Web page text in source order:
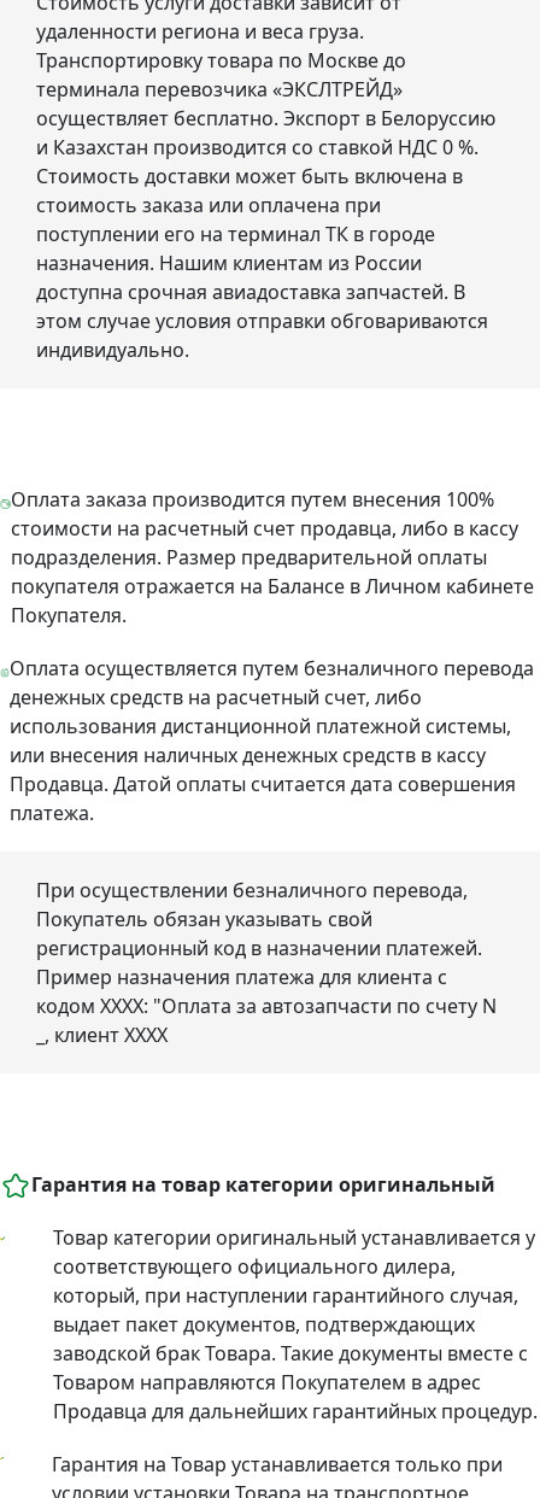
удаленности региона и веса груза.
Транспортировку товара по Москве до
терминала перевозчика «ЭКСЛТРЕЙД»
осуществляет бесплатно. Экспорт в Белоруссию
и Казахстан производится со ставкой НДС 0 %.
Стоимость доставки может быть включена в
стоимость заказа или оплачена при
поступлении его на терминал ТК в городе
назначения. Нашим клиентам из России
доступна срочная авиадоставка запчастей. В
этом случае условия отправки обговариваются
индивидуально.
Оплата заказа производится путем внесения 100%
стоимости на расчетный счет продавца, либо в кассу
подразделения. Размер предварительной оплаты
покупателя отражается на Балансе в Личном кабинете
Покупателя.
Оплата осуществляется путем безналичного перевода
денежных средств на расчетный счет, либо
использования дистанционной платежной системы,
или внесения наличных денежных средств в кассу
Продавца. Датой оплаты считается дата совершения
платежа.
При осуществлении безналичного перевода,
Покупатель обязан указывать свой
регистрационный код в назначении платежей.
Пример назначения платежа для клиента с
кодом ХХХХ: "Оплата за автозапчасти по счету N
_, клиент ХХХХ
Гарантия на товар категории оригинальный
Товар категории оригинальный устанавливается у
соответствующего официального дилера,
который, при наступлении гарантийного случая,
выдает пакет документов, подтверждающих
заводской брак Товара. Такие документы вместе с
Товаром направляются Покупателем в адрес
Продавца для дальнейших гарантийных процедур.
Гарантия на Товар устанавливается только при